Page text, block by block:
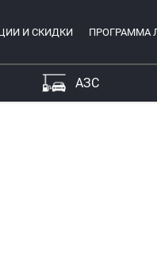
И СКИДКИ ПРОГРАММА
АЗС